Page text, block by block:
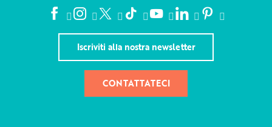
Iscriviti alla nostra newsletter
CONTATTATECI